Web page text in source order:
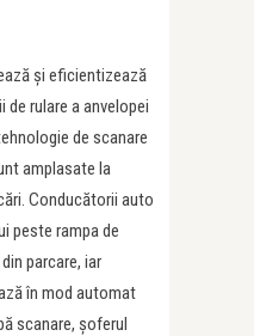
și eficientizează
de rulare a anvelopei
de scanare
amplasate la
Conducătorii auto
peste rampa de
parcare, iar
în mod automat
scanare, șoferul